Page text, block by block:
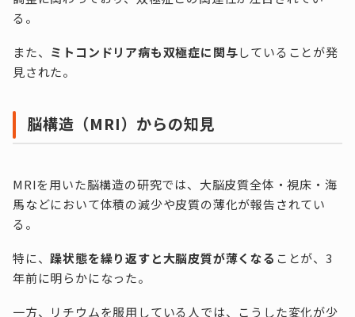
る。
また、 ミトコンドリア病も双極症に関与していることが発
見された。
脳構造（MRI）からの知見
MRIを用いた脳構造の研究では、大脳皮質全体・視床・海
馬などにおいて体積の減少や皮質の薄化が報告されてい
る。
特に、躁状態を繰り返すと大脳皮質が薄くなる ことが、3
年前に明らかになった。
一方、リチウムを服用している人では、こうした変化が少